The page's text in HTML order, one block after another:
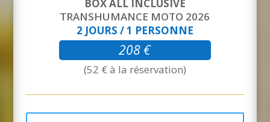
BOX ALL INCLUSIVE
TRANSHUMANCE MOTO 2026
2 JOURS / 1 PERSONNE
208 €
(52 € à la réservation)